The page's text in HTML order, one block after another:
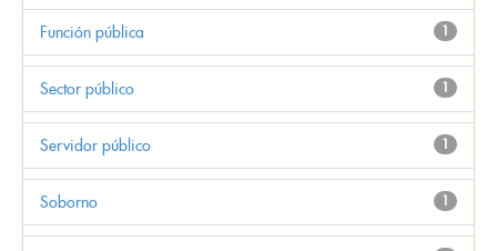
1
Función pública
1
Sector público
1
Servidor público
1
Soborno